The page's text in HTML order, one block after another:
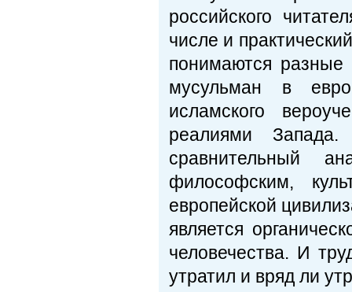
российского
числе и
понимаются разные
мусульман в
исламского
реалиями
сравнительный
философским,
европейской
является
человечества. И
утратил и вряд ли